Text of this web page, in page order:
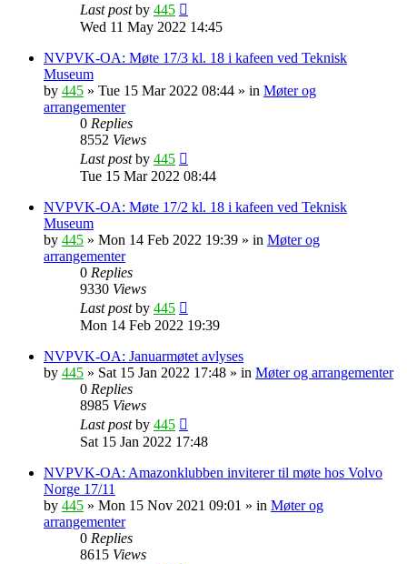
Last postby 445
Wed 11 May 2022 14:45
NVPVK-OA: Møte 17/3 kl. 18 i kafeen ved Teknisk
Museum
by 445 » Tue 15 Mar 2022 08:44 » in Møter og
arrangementer
0 Replies
8552 Views
Last postby 445
Tue 15 Mar 2022 08:44
NVPVK-OA: Møte 17/2 kl. 18 i kafeen ved Teknisk
Museum
by 445 » Mon 14 Feb 2022 19:39 » in Møter og
arrangementer
0 Replies
9330 Views
Last postby 445
Mon 14 Feb 2022 19:39
NVPVK-OA: Januarmøtet avlyses
by 445 » Sat 15 Jan 2022 17:48 » in Møter og arrangementer
0 Replies
8985 Views
Last postby 445
Sat 15 Jan 2022 17:48
NVPVK-OA: Amazonklubben inviterer til møte hos Volvo
Norge 17/11
by 445 » Mon 15 Nov 2021 09:01 » in Møter og
arrangementer
0 Replies
8615 Views